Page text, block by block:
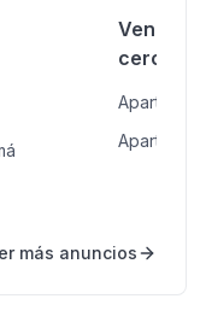
Venta
más anuncios